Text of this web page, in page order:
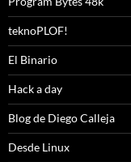
teknoPLOF!
El Binario
Hack a day
Blog de Diego Calleja
Desde Linux